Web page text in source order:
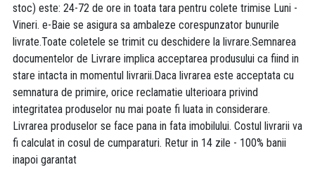
stoc) este: 24-72 de ore in toata tara pentru colete trimise Luni -
Vineri. e-Baie se asigura sa ambaleze corespunzator bunurile
livrate.Toate coletele se trimit cu deschidere la livrare.Semnarea
documentelor de Livrare implica acceptarea produsului ca fiind in
stare intacta in momentul livrarii.Daca livrarea este acceptata cu
semnatura de primire, orice reclamatie ulterioara privind
integritatea produselor nu mai poate fi luata in considerare.
Livrarea produselor se face pana in fata imobilului. Costul livrarii va
fi calculat in cosul de cumparaturi. Retur in 14 zile - 100% banii
inapoi garantat